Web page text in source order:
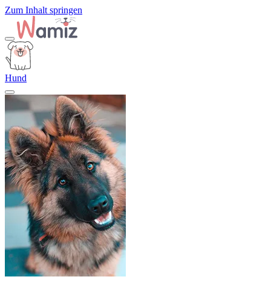
Zum Inhalt springen
Hund